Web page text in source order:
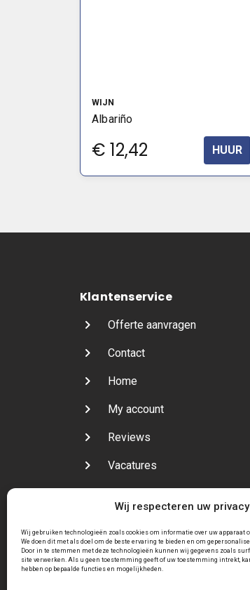
Wij respecteren uw privacy
Wij gebruiken technologieën zoals cookies om informatie over uw apparaat
We doen dit met als doel om de beste ervaring te bieden en om
Door in te stemmen met deze technologieën kunnen wij gegevens zoals
site verwerken. Als u geen toestemming geeft of uw toestemming intrekt,
hebben op bepaalde functies en mogelijkheden.
WIJN
Albariño
€ 12,42 HUUR
Klantenservice
Offerte aanvragen
Contact
Home
My account
Reviews
Vacatures